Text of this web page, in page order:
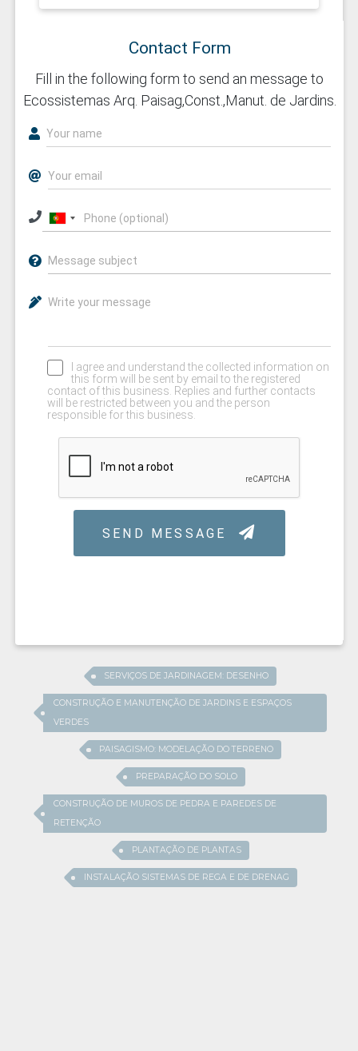
SERVIÇOS DE JARDINAGEM: DESENHO
CONSTRUÇÃO E MANUTENÇÃO DE JARDINS E ESPAÇOS
VERDES
PAISAGISMO: MODELAÇÃO DO TERRENO
PREPARAÇÃO DO SOLO
CONSTRUÇÃO DE MUROS DE PEDRA E PAREDES DE
RETENÇÃO
PLANTAÇÃO DE PLANTAS
INSTALAÇÃO SISTEMAS DE REGA E DE DRENAG